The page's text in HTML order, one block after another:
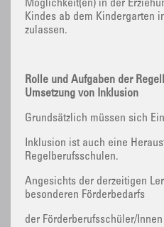
Möglichkeit(en) in der
Kindes ab dem Kindergarten
zulassen.
Rolle und Aufgaben der
Umsetzung von Inklusion
Grundsätzlich müssen sich
Inklusion ist auch eine
Regelberufsschulen.
Angesichts der derzeitigen
besonderen Förderbedarfs
der Förderberufsschüler/